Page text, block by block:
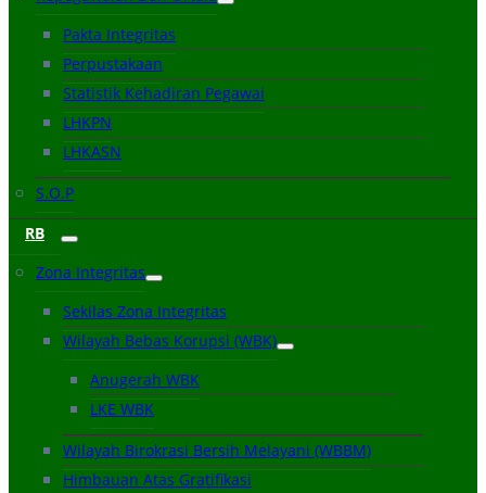
Pakta Integritas
Perpustakaan
Statistik Kehadiran Pegawai
LHKPN
LHKASN
S.O.P
RB
Zona Integritas
Sekilas Zona Integritas
Wilayah Bebas Korupsi (WBK)
Anugerah WBK
LKE WBK
Wilayah Birokrasi Bersih Melayani (WBBM)
Himbauan Atas Gratifikasi